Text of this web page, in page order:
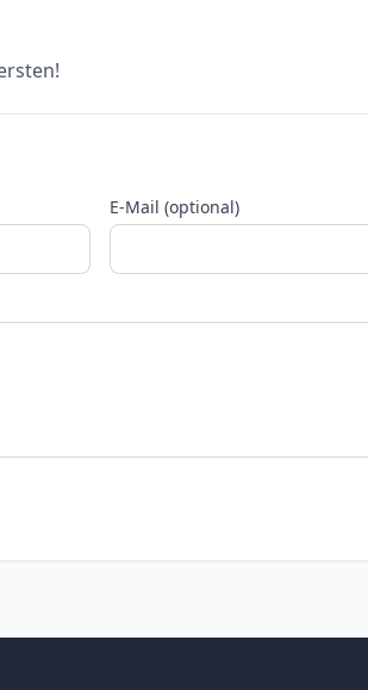
E-Mail (optional)